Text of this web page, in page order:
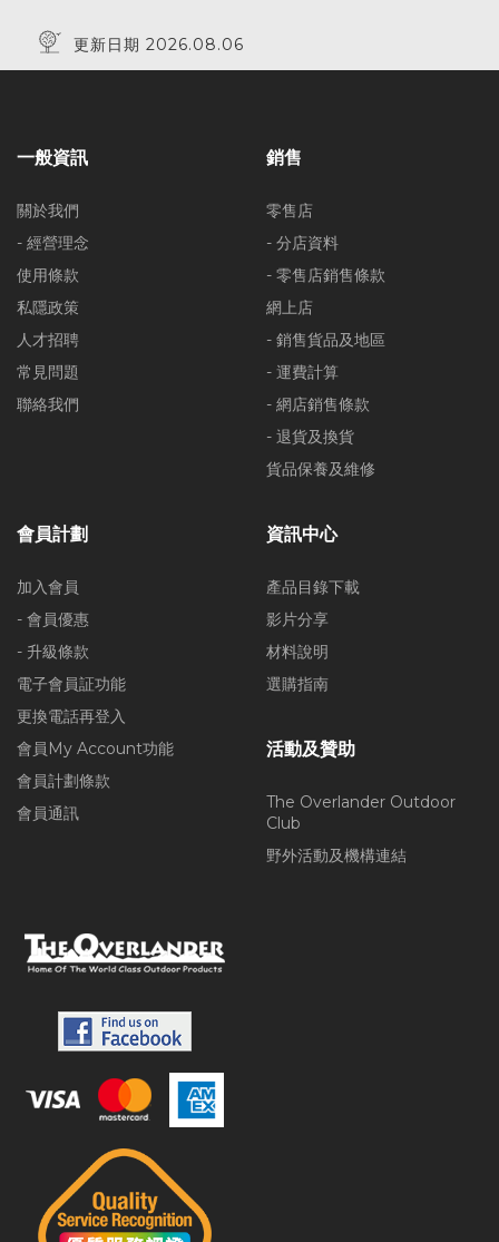
更新日期 2026.08.06
一般資訊
關於我們
- 經營理念
使用條款
私隱政策
人才招聘
常見問題
聯絡我們
銷售
零售店
- 分店資料
- 零售店銷售條款
網上店
- 銷售貨品及地區
- 運費計算
- 網店銷售條款
- 退貨及換貨
貨品保養及維修
會員計劃
加入會員
- 會員優惠
- 升級條款
電子會員証功能
更換電話再登入
會員My Account功能
會員計劃條款
會員通訊
資訊中心
產品目錄下載
影片分享
材料說明
選購指南
活動及贊助
The Overlander Outdoor
Club
野外活動及機構連結